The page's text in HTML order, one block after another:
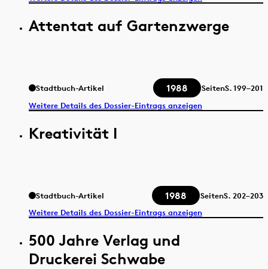
Attentat auf Gartenzwerge
Stadtbuch-Artikel 1988 SeitenS.199–201
Weitere Details des Dossier-Eintrags anzeigen
Kreativität I
Stadtbuch-Artikel 1988 SeitenS. 202–203
Weitere Details des Dossier-Eintrags anzeigen
500 Jahre Verlag und
Druckerei Schwabe